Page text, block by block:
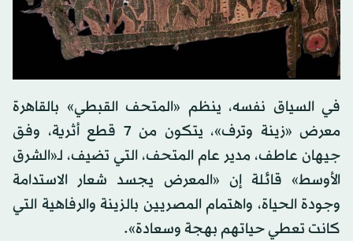
في السياق نفسه، ينظم «المتحف القبطي» بالقاهرة
معرض «زينة وترف»، يتكون من 7 قطع أثرية، وفق
جيهان عاطف، مدير عام المتحف، التي تضيف، لـ«الشرق
الأوسط» قائلة إن «المعرض يجسد شعار الاستدامة
وجودة الحياة، واهتمام المصريين بالزينة والرفاهية التي
كانت تعطي حياتهم بهجة وسعادة».